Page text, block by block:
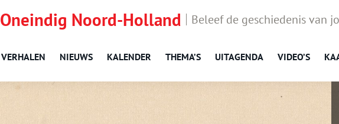
Oneindig Noord-Holland Beleef de geschiedenis van
VERHALEN NIEUWS KALENDER THEMA’S UITAGENDA VIDEO’S